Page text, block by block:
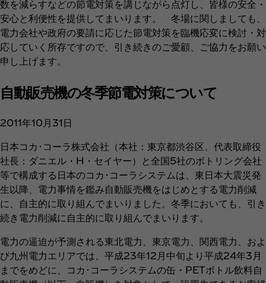
数を減らすなどの節電対策を講じながら点灯し、皆様の安全・
安心と利便性を提供してまいります。 冬場に関しましても、
電力会社や政府の要請に応じた節電対策を臨機応変に検討・対
応していく所存ですので、引き続きのご愛顧、ご協力をお願い
申し上げます。
自動販売機の冬季節電対策について
2011年10月31日
日本コカ･コーラ株式会社（本社：東京都渋谷区、代表取締役
社長：ダニエル・H・セイヤー）と全国5社のボトリング会社
等で構成する日本のコカ･コーラシステムは、東日本大震災発
生以降、電力事情を鑑み自動販売機をはじめとする電力削減
に、自主的に取り組んでまいりました。冬季においても、引き
続き電力削減に自主的に取り組んでまいります。
電力の逼迫が予測される東北電力、東京電力、関西電力、およ
び九州電力エリアでは、平成23年12月中旬より平成24年3月
までをめどに、コカ･コーラシステムの缶・PETボトル飲料自